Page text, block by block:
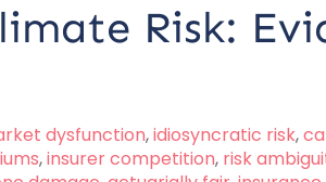
Risk:
dysfunction,idiosyncratic risk,
,insurer competition, risk